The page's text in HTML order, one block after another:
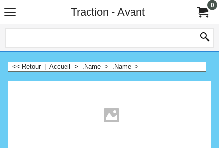
Traction - Avant
0
<< Retour Accueil > .Name > .Name >